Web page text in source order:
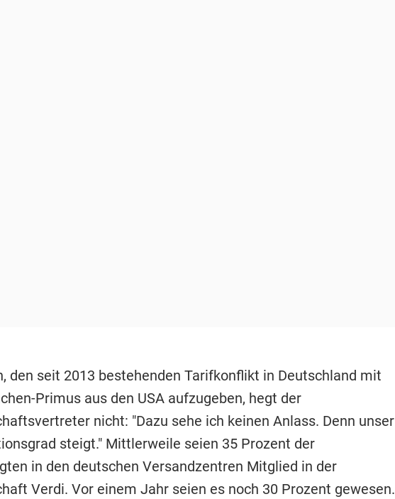
den seit 2013 bestehenden Tarifkonflikt in Deutschland mit
Primus aus den USA aufzugeben, hegt der
nicht: "Dazu sehe ich keinen Anlass. Denn unser
steigt." Mittlerweile seien 35 Prozent der
in den deutschen Versandzentren Mitglied in der
Verdi. Vor einem Jahr seien es noch 30 Prozent gewesen.